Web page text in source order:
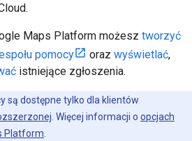
Maps Platform możesz tworzyć
pomocy
oraz wyświetlać,
istniejące zgłoszenia.
są dostępne tylko dla klientów
. Więcej informacji o opcjach
Platform